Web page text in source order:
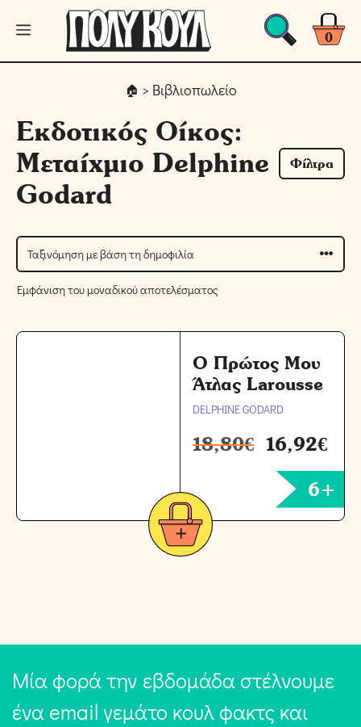
Μετάβαση
περιεχόμενο
0
Μενού
> Βιβλιοπωλείο
Εκδοτικός Οίκος:
Μεταίχμιο Delphine
Godard
Φίλτρα
Εμφάνιση του μοναδικού αποτελέσματος
Ο Πρώτος Μου
Άτλας Larousse
DELPHINE GODARD
18,80€ 16,92€
6+
Μία φορά την εβδομάδα στέλνουμε
ένα email γεμάτο κουλ φακτς και